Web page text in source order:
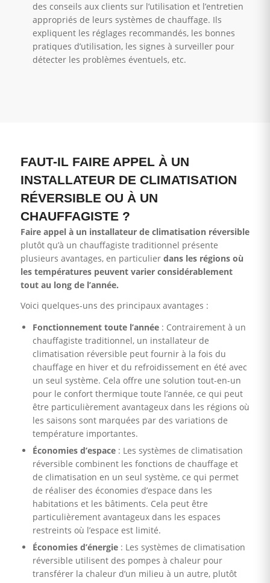
des conseils aux clients sur l’utilisation et l’entretien
appropriés de leurs systèmes de chauffage. Ils
expliquent les réglages recommandés, les bonnes
pratiques d’utilisation, les signes à surveiller pour
détecter les problèmes éventuels, etc.
FAUT-IL FAIRE APPEL À UN
INSTALLATEUR DE CLIMATISATION
RÉVERSIBLE OU À UN
CHAUFFAGISTE ?
Faire appel à un installateur de climatisation réversible
plutôt qu’à un chauffagiste traditionnel présente
plusieurs avantages, en particulier dans les régions où
les températures peuvent varier considérablement
tout au long de l’année.
Voici quelques-uns des principaux avantages :
Fonctionnement toute l’année : Contrairement à un
chauffagiste traditionnel, un installateur de
climatisation réversible peut fournir à la fois du
chauffage en hiver et du refroidissement en été avec
un seul système. Cela offre une solution tout-en-un
pour le confort thermique toute l’année, ce qui peut
être particulièrement avantageux dans les régions où
les saisons sont marquées par des variations de
température importantes.
Économies d’espace : Les systèmes de climatisation
réversible combinent les fonctions de chauffage et
de climatisation en un seul système, ce qui permet
de réaliser des économies d’espace dans les
habitations et les bâtiments. Cela peut être
particulièrement avantageux dans les espaces
restreints où l’espace est limité.
Économies d’énergie : Les systèmes de climatisation
réversible utilisent des pompes à chaleur pour
transférer la chaleur d’un milieu à un autre, plutôt